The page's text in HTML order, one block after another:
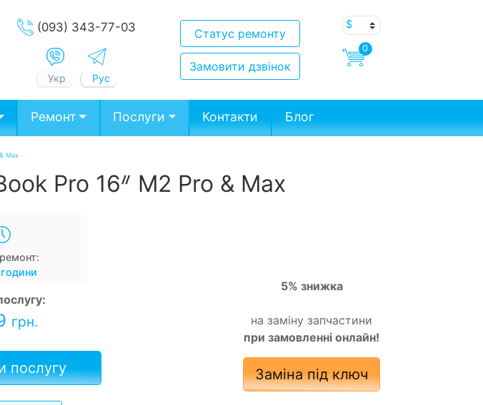
(093) 343-77-03
Укр Рус
Статус ремонту
Замовити дзвінок
0
Ремонт Послуги Контакти Блог
Max
Pro 16ᐥ M2 Pro & Max
години
грн.
послугу
5% знижка
на заміну запчастини
при замовленні онлайн!
Заміна під ключ